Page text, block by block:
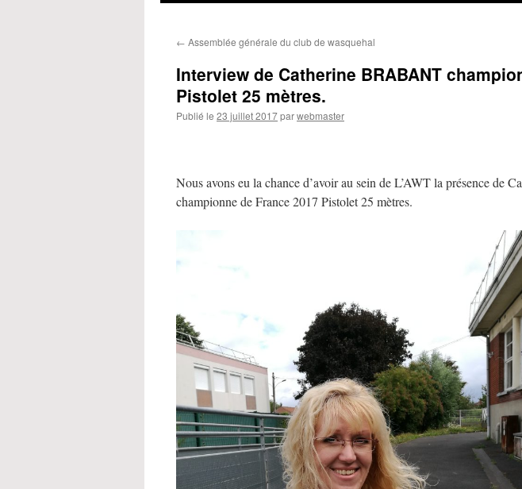
← Assemblée générale du club de wasquehal
Interview de Catherine BRABANT
Pistolet 25 mètres.
Publié le 23 juillet 2017parwebmaster
Nous avons eu la chance d’avoir au sein de L’AWT la présence de
championne de France 2017 Pistolet 25 mètres.